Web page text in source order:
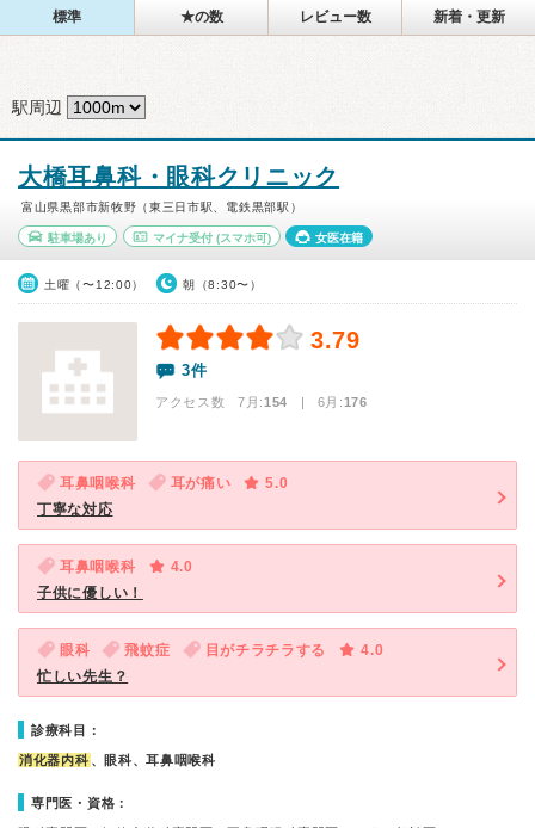
標準 ★の数 レビュー数 新着・更新
駅周辺
大橋耳鼻科・眼科クリニック
富山県黒部市新牧野（東三日市駅、電鉄黒部駅）
駐車場あり マイナ受付(スマホ可) 女医在籍
土曜（〜12:00） 朝（8:30〜）
3.79
3件
アクセス数 7月:154 | 6月:176
耳鼻咽喉科 耳が痛い
5.0
丁寧な対応
耳鼻咽喉科
4.0
子供に優しい！
眼科 飛蚊症 目がチラチラする
4.0
忙しい先生？
診療科目：
消化器内科 、眼科、耳鼻咽喉科
専門医・資格：